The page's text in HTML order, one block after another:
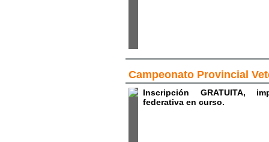
Campeonato Provincial
Inscripción GRATUITA,
federativa en curso.